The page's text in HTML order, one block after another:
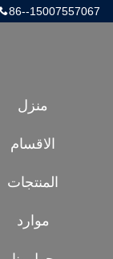
86--15007557067
منزل
الاقسام
المنتجات
موارد